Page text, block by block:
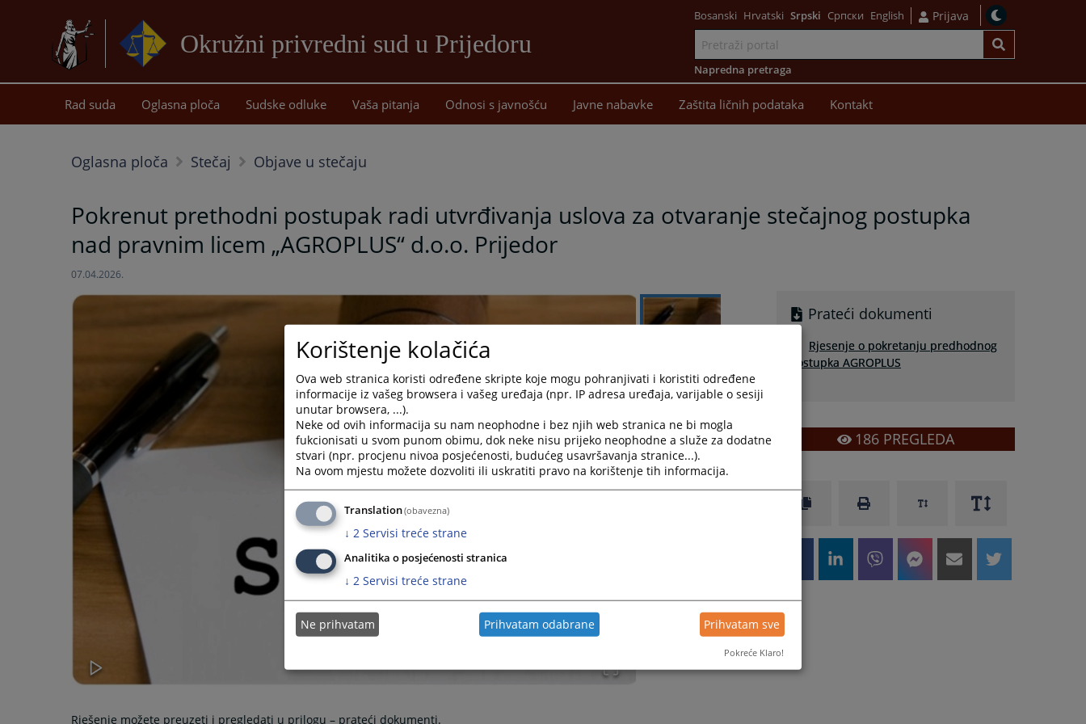
Okružni privredni sud u Prijedoru
sadržaj
Bosanski Hrvatski Srpski Српски English Prijava
Napredna pretraga
Rad suda Oglasna ploča Sudske odluke Vaša pitanja Odnosi s javnošću Javne nabavke Zaštita ličnih podataka Kontakt
Oglasna ploča Stečaj Objave u stečaju
Pokrenut prethodni postupak radi utvrđivanja uslova za otvaranje stečajnog postupka
nad pravnim licem „AGROPLUS“ d.o.o. Prijedor
07.04.2026.
Rješenje možete preuzeti i pregledati u prilogu – prateći dokumenti.
Prateći dokumenti
Rjesenje o pokretanju predhodnog
postupka AGROPLUS
186PREGLEDA
Korištenje kolačića
Ova web stranica koristi određene skripte koje mogu pohranjivati i koristiti određene
informacije iz vašeg browsera i vašeg uređaja (npr. IP adresa uređaja, varijable o sesiji
unutar browsera, ...).
Neke od ovih informacija su nam neophodne i bez njih web stranica ne bi mogla
fukcionisati u svom punom obimu, dok neke nisu prijeko neophodne a služe za dodatne
stvari (npr. procjenu nivoa posjećenosti, budućeg usavršavanja stranice...).
Na ovom mjestu možete dozvoliti ili uskratiti pravo na korištenje tih informacija.
Translation(obavezna)
↓ 2 Servisi treće strane
Analitika o posjećenosti stranica
↓ 2 Servisi treće strane
Ne prihvatam Prihvatam odabrane Prihvatam sve
Pokreće Klaro!